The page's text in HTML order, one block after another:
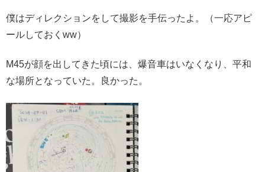
僕はディレクションをして撮影を手伝ったよ。（一応アピ
ールしておくww）
M45が顔を出してきた頃には、爆音車はいなくなり、平和
な場所となっていた。良かった。